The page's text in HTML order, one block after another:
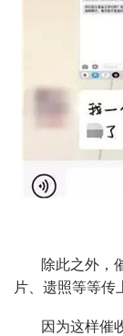
除此之外，
片、遗照等等传
因为这样催